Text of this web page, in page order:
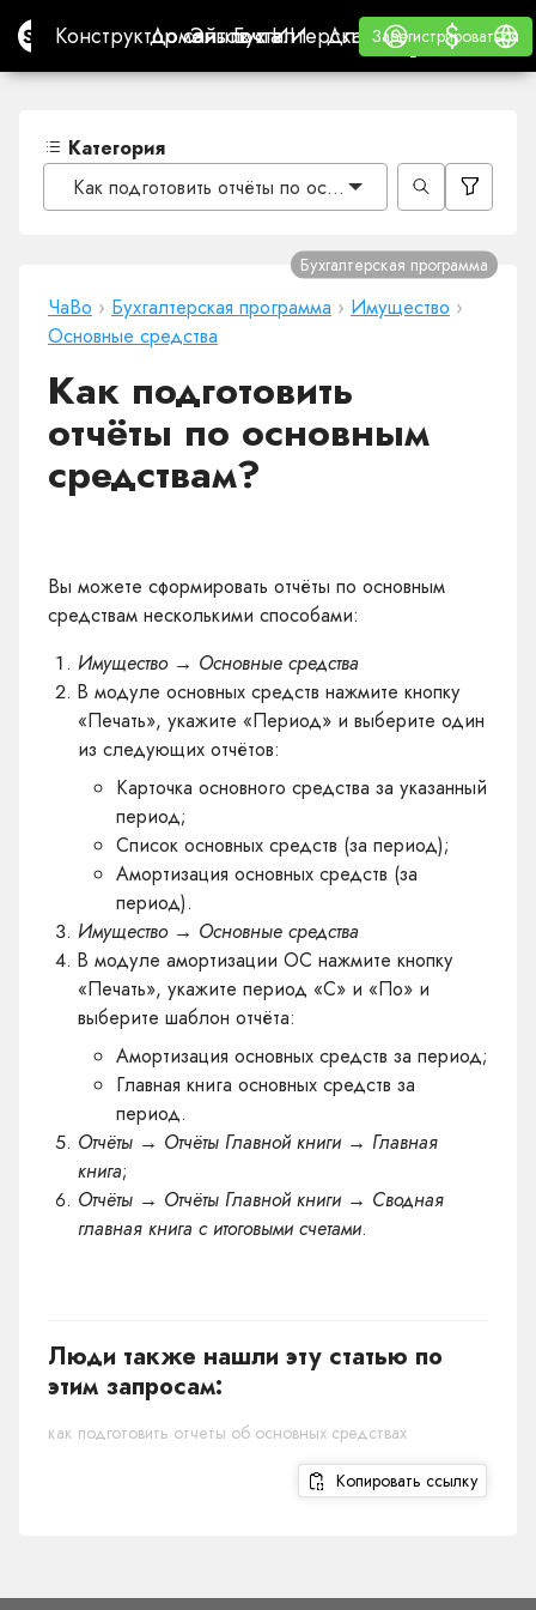
Site.proКонструктор сайтов с ИИ
Конструктор сайтов с ИИ
Домены
ДоменыЭл. почта
Эл. почта
Бухгалтерская программа
Бухгалтерская программа
Для
Для Реселлеров
ВАЙТ ЛЕЙБЛ
Обучение
Обучение
Зарегистрироваться
Зарегистрироваться
Войти $
$
Категория
Как подготовить отчёты по основным средствам?
ЧаВо › Бухгалтерская программа › Имущество ›
Основные средства
Бухгалтерская программа
Как подготовить
отчёты по основным
средствам?
Вы можете сформировать отчёты по основным
средствам несколькими способами:
Имущество → Основные средства
B модуле основных средств нажмите кнопку
«Печать», укажите «Период» и выберите один
из следующих отчётов:
Карточка основного средства за указанный
период;
Список основных средств (за период);
Амортизация основных средств (за
период).
Имущество → Основные средства
B модуле амортизации ОС нажмите кнопку
«Печать», укажите период «С» и «По» и
выберите шаблон отчёта:
Амортизация основных средств за период;
Главная книга основных средств за
период.
Отчёты → Отчёты Главной книги → Главная
книга;
Отчёты → Отчёты Главной книги → Сводная
главная книга с итоговыми счетами.
Люди также нашли эту статью по
этим запросам:
как подготовить отчеты об основных средствах
Копировать ссылку